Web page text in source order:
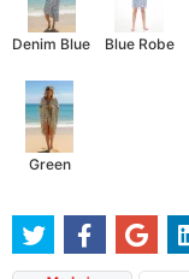
Denim Blue Blue Robe
Green